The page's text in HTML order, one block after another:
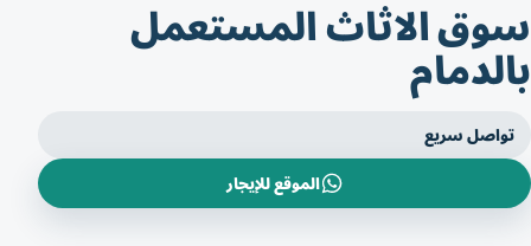
سوق الاثاث المستعمل
بالدمام
تواصل سريع
الموقع للإيجار